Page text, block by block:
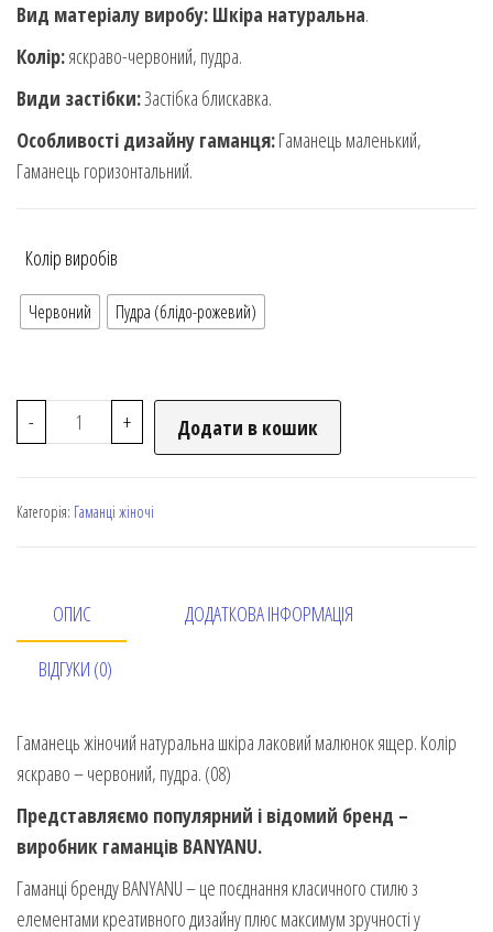
Вид матеріалу виробу: Шкіра натуральна.
Колір:яскраво-червоний, пудра.
Види застібки:Застібка блискавка.
Особливості дизайну гаманця:Гаманець маленький,
Гаманець горизонтальний.
Колір виробів
Червоний Пудра (блідо-рожевий)
- + Додати в кошик
Категорія: Гаманці жіночі
ОПИС ДОДАТКОВА ІНФОРМАЦІЯ
ВІДГУКИ (0)
Гаманець жіночий натуральна шкіра лаковий малюнок ящер. Колір
яскраво – червоний, пудра. (08)
Представляємо популярний і відомий бренд –
виробник гаманців BANYANU.
Гаманці бренду BANYANU – це поєднання класичного стилю з
елементами креативного дизайну плюс максимум зручності у